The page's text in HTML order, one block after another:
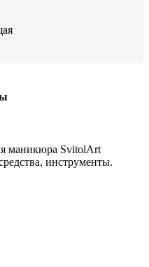
маникюра SvitolArt
инструменты.